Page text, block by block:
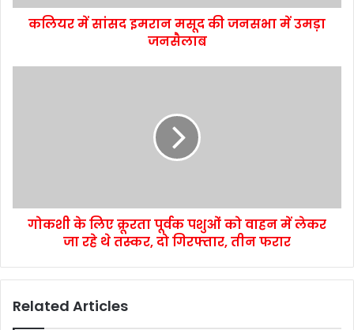
कलियर में सांसद इमरान मसूद की जनसभा में उमड़ा
जनसैलाब
गोकशी के लिए क्रूरता पूर्वक पशुओं को वाहन में लेकर
जा रहे थे तस्कर, दो गिरफ्तार, तीन फरार
Related Articles